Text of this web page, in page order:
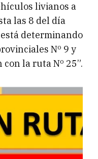
livianos a
las 8 del día
determinando
Nº 9 y
la ruta Nº 25”.